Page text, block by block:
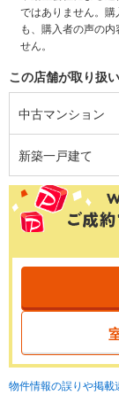
ではありません。
も、購入者の声の
せん。
この店舗が取り扱
中古マンション
新築一戸建て
物件情報の誤りや掲載